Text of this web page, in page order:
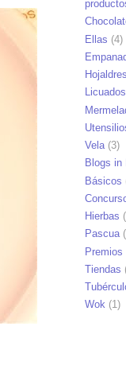
Ellas (4)
Hojaldres
Licuados
Vela(3)
Blogs in
Básicos
Hierbas
Pascua
Premios
Tiendas
Wok (1)